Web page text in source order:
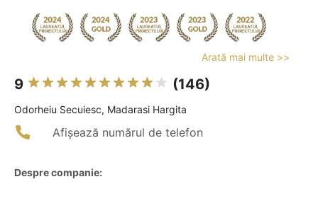
Arată mai multe >>
9 (146)
Odorheiu Secuiesc, Madarasi Hargita
Afișează numărul de telefon
Despre companie: